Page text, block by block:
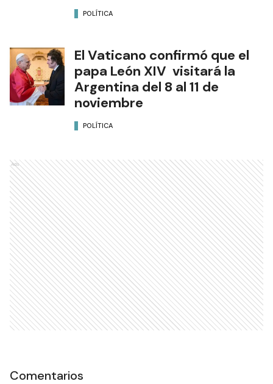
POLÍTICA
El Vaticano confirmó que el
papa León XIV visitará la
Argentina del 8 al 11 de
noviembre
POLÍTICA
Ads
Comentarios